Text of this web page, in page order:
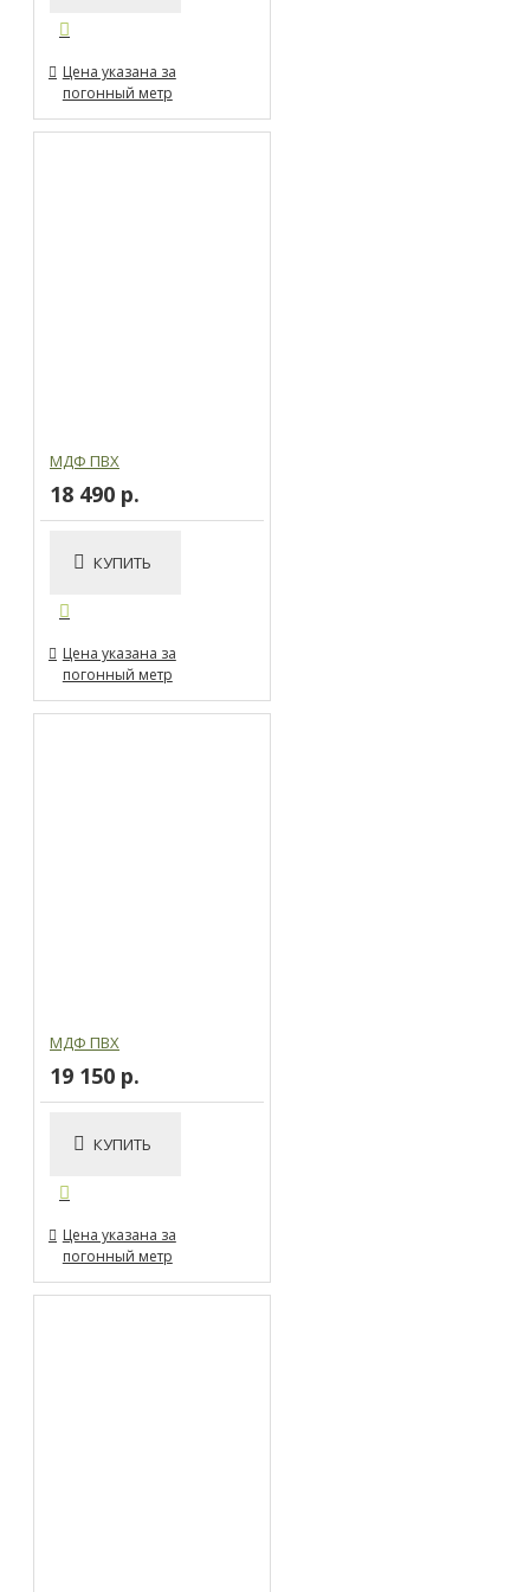
Цена указана за
погонный метр
МДФ ПВХ
18 490 р.
КУПИТЬ
Цена указана за
погонный метр
МДФ ПВХ
19 150 р.
КУПИТЬ
Цена указана за
погонный метр